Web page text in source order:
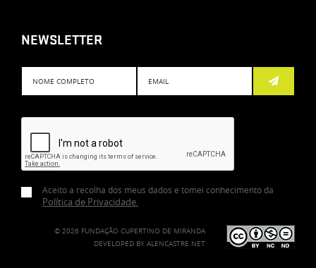
NEWSLETTER
Aceito a recolha dos meus dados e tomei conhecimento da
Política de Privacidade.
© 2026 FUNDAÇÃO CUPERTINO DE MIRANDA
DEVELOPED BY ALENCASTRE.NET